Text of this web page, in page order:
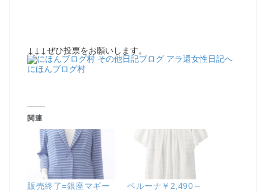
↓↓↓ぜひ投票をお願いします。
にほんブログ村
関連
販売終了=銀座マギー
ベルーナ￥2,490～